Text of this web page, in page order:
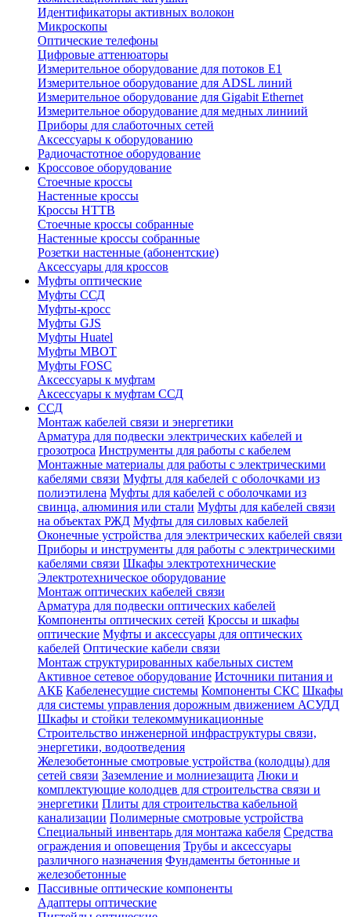
Идентификаторы активных волокон
Микроскопы
Оптические телефоны
Цифровые аттенюаторы
Измерительное оборудование для потоков Е1
Измерительное оборудование для ADSL линий
Измерительное оборудование для Gigabit Ethernet
Измерительное оборудование для медных линиий
Приборы для слаботочных сетей
Аксессуары к оборудованию
Радиочастотное оборудование
Кроссовое оборудование
Стоечные кроссы
Настенные кроссы
Кроссы HTTB
Стоечные кроссы собранные
Настенные кроссы собранные
Розетки настенные (абонентские)
Аксессуары для кроссов
Муфты оптические
Муфты ССД
Муфты-кросс
Муфты GJS
Муфты Huatel
Муфты МВОТ
Муфты FOSC
Аксессуары к муфтам
Аксессуары к муфтам ССД
ССД
Монтаж кабелей связи и энергетики
Арматура для подвески электрических кабелей и
грозотроса Инструменты для работы с кабелем
Монтажные материалы для работы с электрическими
кабелями связи Муфты для кабелей с оболочками из
полиэтилена Муфты для кабелей с оболочками из
свинца, алюминия или стали Муфты для кабелей связи
на объектах РЖД Муфты для силовых кабелей
Оконечные устройства для электрических кабелей связи
Приборы и инструменты для работы с электрическими
кабелями связи Шкафы электротехнические
Электротехническое оборудование
Монтаж оптических кабелей связи
Арматура для подвески оптических кабелей
Компоненты оптических сетей Кроссы и шкафы
оптические Муфты и аксессуары для оптических
кабелей Оптические кабели связи
Монтаж структурированных кабельных систем
Активное сетевое оборудование Источники питания и
АКБ Кабеленесущие системы Компоненты СКС Шкафы
для системы управления дорожным движением АСУДД
Шкафы и стойки телекоммуникационные
Строительство инженерной инфраструктуры связи,
энергетики, водоотведения
Железобетонные смотровые устройства (колодцы) для
сетей связи Заземление и молниезащита Люки и
комплектующие колодцев для строительства связи и
энергетики Плиты для строительства кабельной
канализации Полимерные смотровые устройства
Специальный инвентарь для монтажа кабеля Средства
ограждения и оповещения Трубы и аксессуары
различного назначения Фундаменты бетонные и
железобетонные
Пассивные оптические компоненты
Адаптеры оптические